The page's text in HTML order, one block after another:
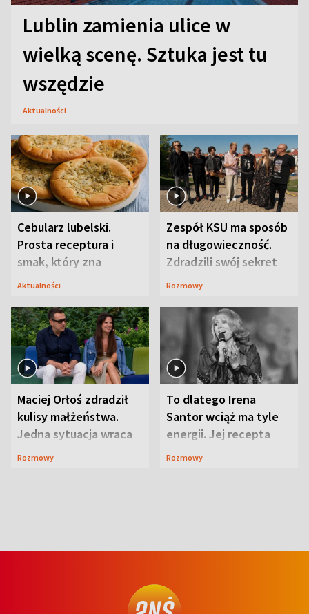
Lublin zamienia ulice w
wielką scenę. Sztuka jest tu
wszędzie
Aktualności
Cebularz lubelski.
Prosta receptura i
smak, który zna
Lubelszczyzna
Aktualności
Zespół KSU ma sposób
na długowieczność.
Zdradzili swój sekret
Rozmowy
Maciej Orłoś zdradził
kulisy małżeństwa.
Jedna sytuacja wraca
jak bumerang
Rozmowy
To dlatego Irena
Santor wciąż ma tyle
energii. Jej recepta
jest zaskakująco
Rozmowy